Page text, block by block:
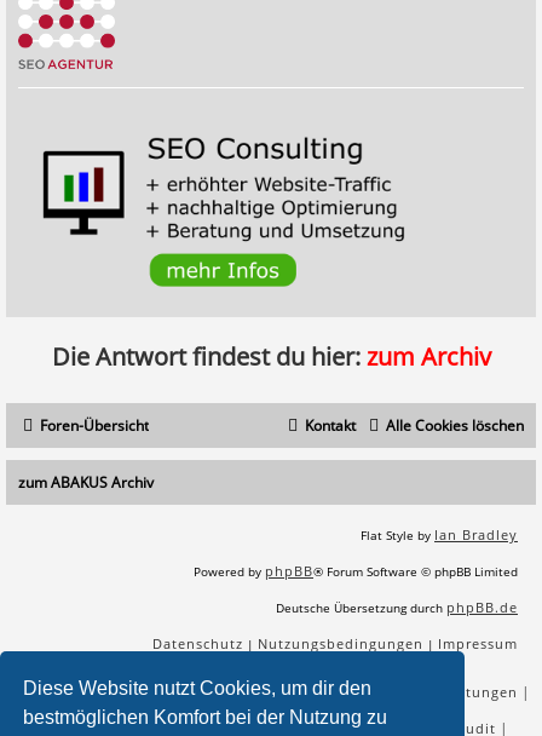
Diese Website nutzt Cookies, um dir den
bestmöglichen Komfort bei der Nutzung zu
Die Antwort findest du hier:zum Archiv
Foren-Übersicht Alle Cookies löschen
Kontakt
zum ABAKUS Archiv
Flat Style by Ian Bradley
Powered by phpBB® Forum Software © phpBB Limited
Deutsche Übersetzung durch phpBB.de
Datenschutz | Nutzungsbedingungen | Impressum
SEO Agentur|SEO Blog |SEO Online Tools|SEO Dienstleistungen |
SEO Workshops |SEO Beratung|Backlinks kaufen SEO Audit |